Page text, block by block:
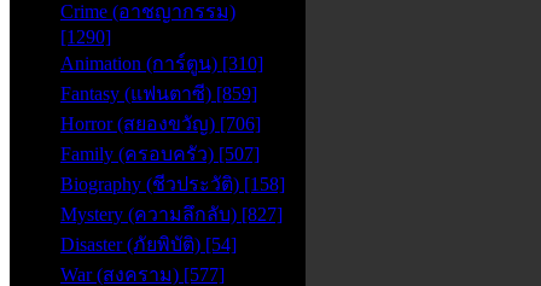
Crime (อาชญากรรม)
[1290]
Animation (การ์ตูน) [310]
Fantasy (แฟนตาซี) [859]
Horror (สยองขวัญ) [706]
Family (ครอบครัว) [507]
Biography (ชีวประวัติ) [158]
Mystery (ความลึกลับ) [827]
Disaster (ภัยพิบัติ) [54]
War (สงคราม) [577]